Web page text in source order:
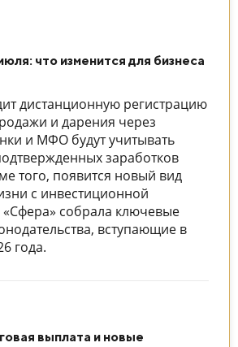
что изменится для бизнеса
дистанционную регистрацию
и дарения через
и МФО будут учитывать
заработков
того, появится новый вид
с инвестиционной
собрала ключевые
вступающие в
года.
выплата и новые